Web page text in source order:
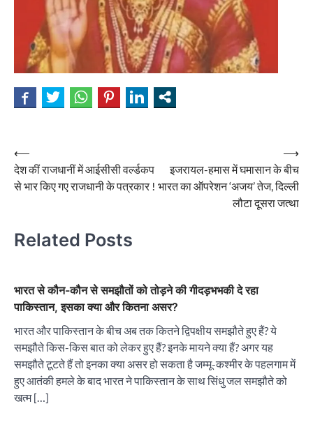
Post
navigation
⟵
देश कीं राजधानीं में आईसीसी वर्ल्डकप
से भार किए गए राजधानी के पत्रकार !
इजरायल-हमास में घमासान के बीच
भारत का ऑपरेशन ‘अजय’ तेज, दिल्ली
लौटा दूसरा जत्था
⟶
Related Posts
भारत से कौन-कौन से समझौतों को तोड़ने की गीदड़भभकी दे रहा
पाकिस्तान, इसका क्या और कितना असर?
भारत और पाकिस्तान के बीच अब तक कितने द्विपक्षीय समझौते हुए हैं? ये
समझौते किस-किस बात को लेकर हुए हैं? इनके मायने क्या हैं? अगर यह
समझौते टूटते हैं तो इनका क्या असर हो सकता है जम्मू-कश्मीर के पहलगाम में
हुए आतंकी हमले के बाद भारत ने पाकिस्तान के साथ सिंधु जल समझौते को
खत्म […]